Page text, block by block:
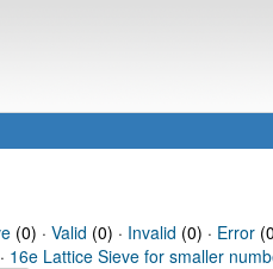
(0) · Valid (0) · Invalid (0) · Error
16e Lattice Sieve for smaller